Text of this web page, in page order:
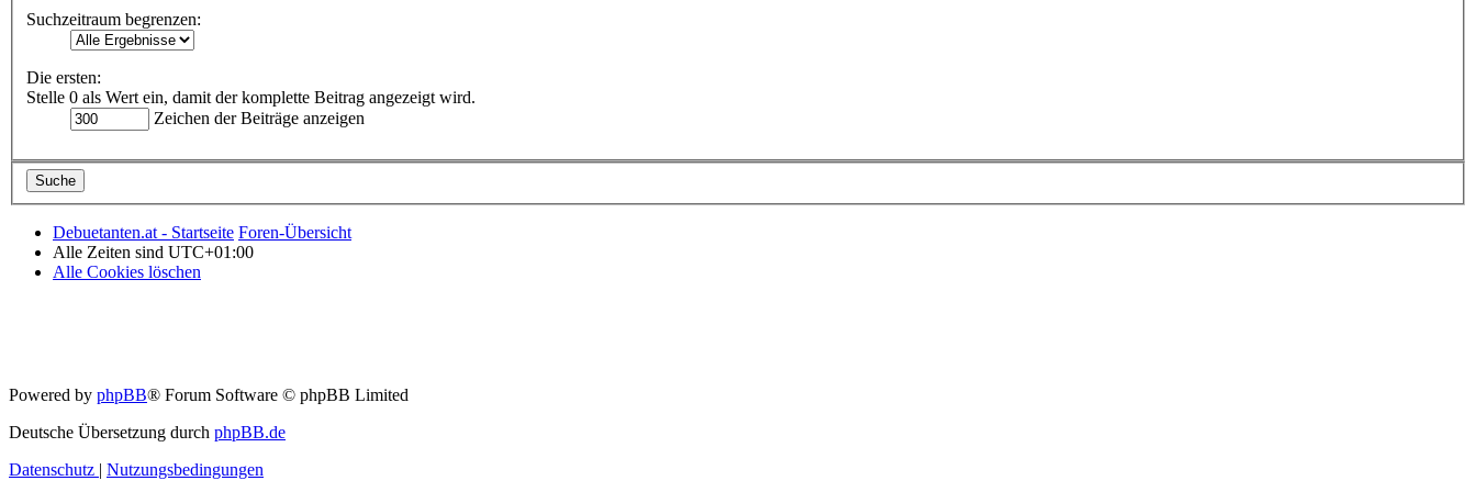
Suchzeitraum begrenzen:
Die ersten:
Stelle 0 als Wert ein, damit der komplette Beitrag angezeigt wird.
Zeichen der Beiträge anzeigen
Debuetanten.at - Startseite Foren-Übersicht
Alle Zeiten sind UTC+01:00
Alle Cookies löschen
Powered by phpBB® Forum Software © phpBB Limited
Deutsche Übersetzung durch phpBB.de
Datenschutz | Nutzungsbedingungen